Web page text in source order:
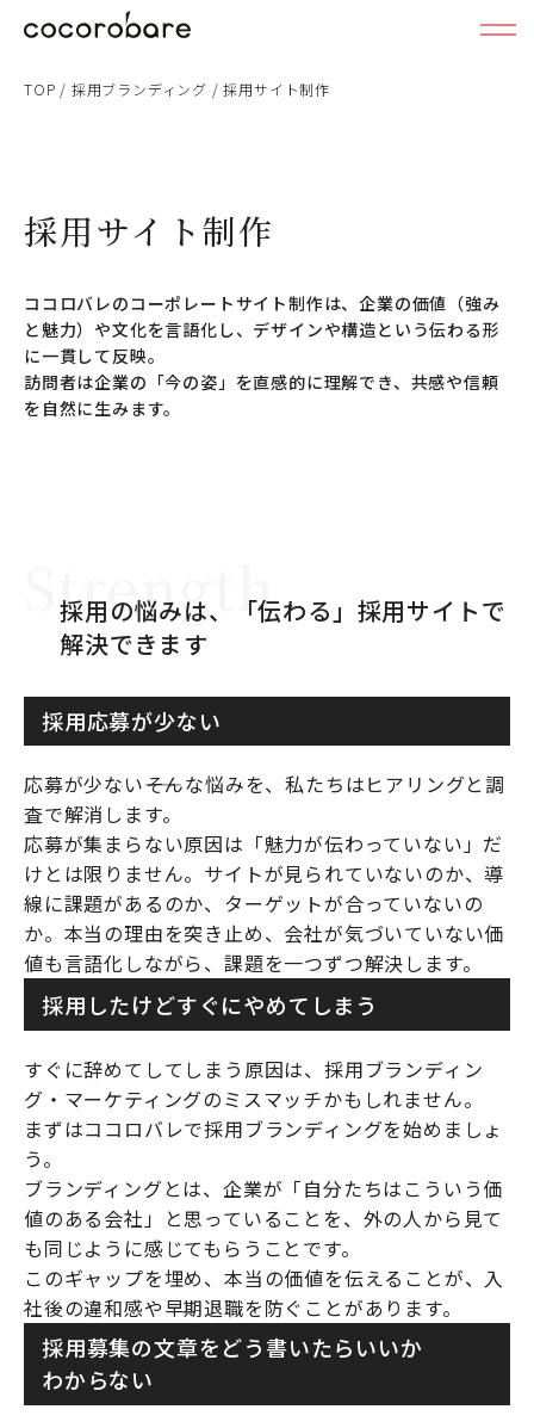
TOP / 採用ブランディング /採用サイト制作
採用サイト制作
ココロバレのコーポレートサイト制作は、企業の価値（強み
と魅力）や文化を言語化し、デザインや構造という伝わる形
に一貫して反映。
訪問者は企業の「今の姿」を直感的に理解でき、共感や信頼
を自然に生みます。
採用の悩みは、「伝わる」採用サイトで
解決できます
Strength
採用応募が少ない
応募が少ない――そんな悩みを、私たちはヒアリングと調
査で解消します。
応募が集まらない原因は「魅力が伝わっていない」だ
けとは限りません。サイトが見られていないのか、導
線に課題があるのか、ターゲットが合っていないの
か。本当の理由を突き止め、会社が気づいていない価
値も言語化しながら、課題を一つずつ解決します。
採用したけどすぐにやめてしまう
すぐに辞めてしてしまう原因は、採用ブランディン
グ・マーケティングのミスマッチかもしれません。
まずはココロバレで採用ブランディングを始めましょ
う。
ブランディングとは、企業が「自分たちはこういう価
値のある会社」と思っていることを、外の人から見て
も同じように感じてもらうことです。
このギャップを埋め、本当の価値を伝えることが、入
社後の違和感や早期退職を防ぐことがあります。
採用募集の文章をどう書いたらいいか
わからない